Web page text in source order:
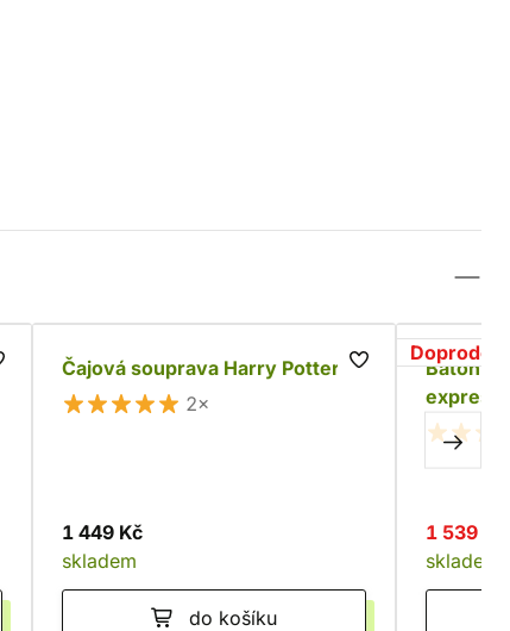
Čajová souprava Harry Potter
2×
1 449 Kč
skladem
do košíku
Doprodej
Batoh
expres
1 539 Kč
skladem